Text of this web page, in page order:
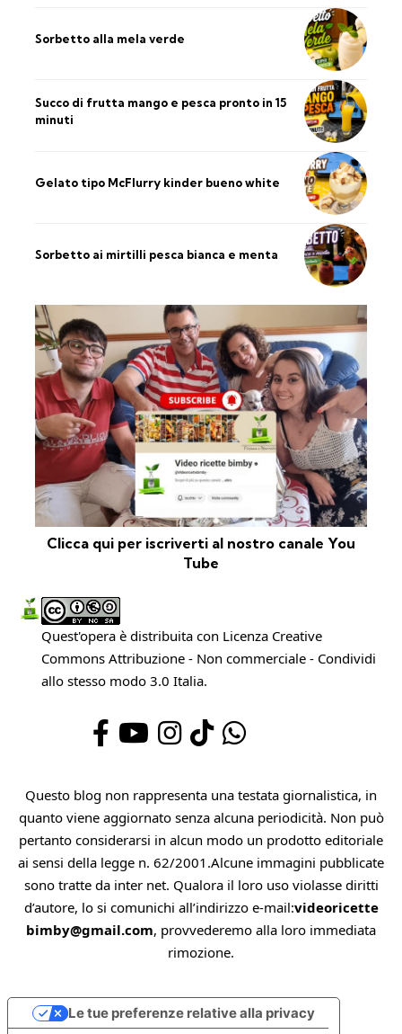
Sorbetto alla mela verde
Succo di frutta mango e pesca pronto in 15
minuti
Gelato tipo McFlurry kinder bueno white
Sorbetto ai mirtilli pesca bianca e menta
Clicca qui per iscriverti al nostro canale You
Tube
Quest'opera è distribuita con Licenza Creative
Commons Attribuzione - Non commerciale - Condividi
allo stesso modo 3.0 Italia.
Questo blog non rappresenta una testata giornalistica, in
quanto viene aggiornato senza alcuna periodicità. Non può
pertanto considerarsi in alcun modo un prodotto editoriale
ai sensi della legge n. 62/2001.Alcune immagini pubblicate
sono tratte da inter net. Qualora il loro uso violasse diritti
d’autore, lo si comunichi all’indirizzo e-mail:videoricette
bimby@gmail.com, provvederemo alla loro immediata
rimozione.
Le tue preferenze relative alla privacy